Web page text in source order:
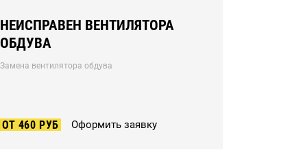
НЕИСПРАВЕН ВЕНТИЛЯТОРА
ОБДУВА
Замена вентилятора обдува
ОТ 460 РУБ Оформить заявку